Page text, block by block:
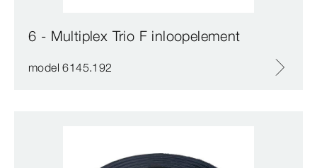
6 - Multiplex Trio F inloopelement
model 6145.192